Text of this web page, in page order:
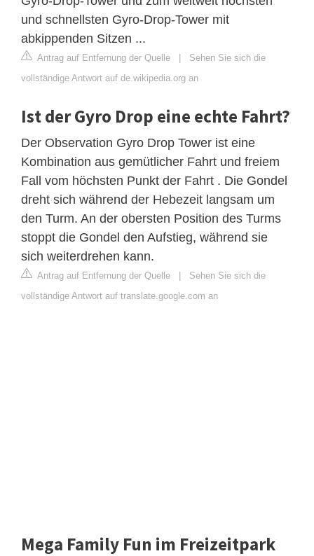
und schnellsten Gyro-Drop-Tower mit
abkippenden Sitzen ...
Antrag auf Entfernung der Quelle
Sehen Sie sich die
vollständige Antwort auf de.wikipedia.org an
Ist der Gyro Drop eine echte Fahrt?
Der Observation Gyro Drop Tower ist eine
Kombination aus gemütlicher Fahrt und freiem
Fall vom höchsten Punkt der Fahrt . Die Gondel
dreht sich während der Hebezeit langsam um
den Turm. An der obersten Position des Turms
stoppt die Gondel den Aufstieg, während sie
sich weiterdrehen kann.
Antrag auf Entfernung der Quelle
Sehen Sie sich die
vollständige Antwort auf translate.google.com an
Mega Family Fun im Freizeitpark